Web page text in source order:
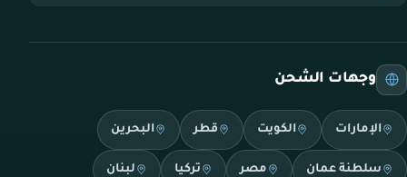
وجهات الشحن
الإمارات الكويت قطر البحرين
سلطنة عمان مصر تركيا لبنان